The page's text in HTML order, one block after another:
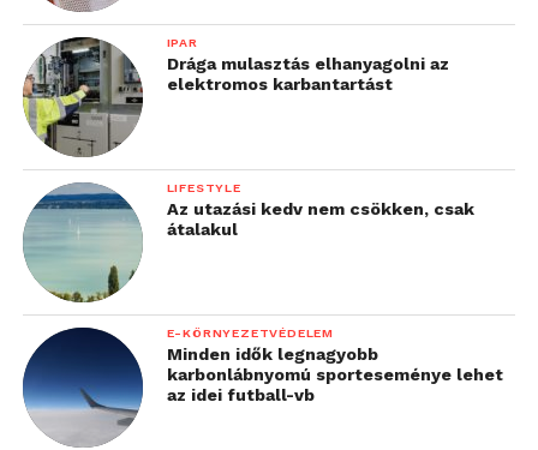
IPAR
Drága mulasztás elhanyagolni az
elektromos karbantartást
LIFESTYLE
Az utazási kedv nem csökken, csak
átalakul
E-KÖRNYEZETVÉDELEM
Minden idők legnagyobb
karbonlábnyomú sporteseménye lehet
az idei futball-vb